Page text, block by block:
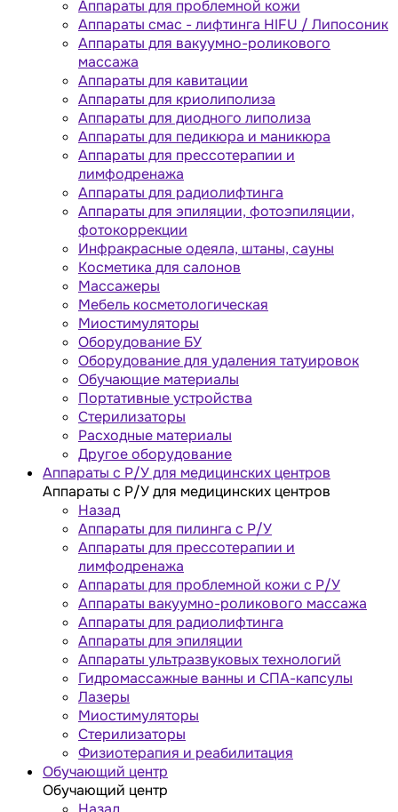
Аппараты для проблемной кожи
Аппараты cмас - лифтинга HIFU / Липосоник
Аппараты для вакуумно-роликового
массажа
Аппараты для кавитации
Аппараты для криолиполиза
Аппараты для диодного липолиза
Аппараты для педикюра и маникюра
Аппараты для прессотерапии и
лимфодренажа
Аппараты для радиолифтинга
Аппараты для эпиляции, фотоэпиляции,
фотокоррекции
Инфракрасные одеяла, штаны, сауны
Косметика для салонов
Массажеры
Мебель косметологическая
Миостимуляторы
Оборудование БУ
Оборудование для удаления татуировок
Обучающие материалы
Портативные устройства
Стерилизаторы
Расходные материалы
Другое оборудование
Аппараты с Р/У для медицинских центров
Аппараты с Р/У для медицинских центров
Назад
Аппараты для пилинга с Р/У
Аппараты для прессотерапии и
лимфодренажа
Аппараты для проблемной кожи с Р/У
Аппараты вакуумно-роликового массажа
Аппараты для радиолифтинга
Аппараты для эпиляции
Аппараты ультразвуковых технологий
Гидромассажные ванны и СПА-капсулы
Лазеры
Миостимуляторы
Стерилизаторы
Физиотерапия и реабилитация
Обучающий центр
Обучающий центр